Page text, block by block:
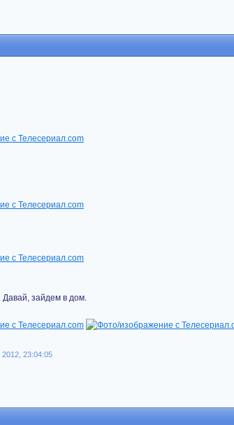
зайдем в дом.
23:04:05